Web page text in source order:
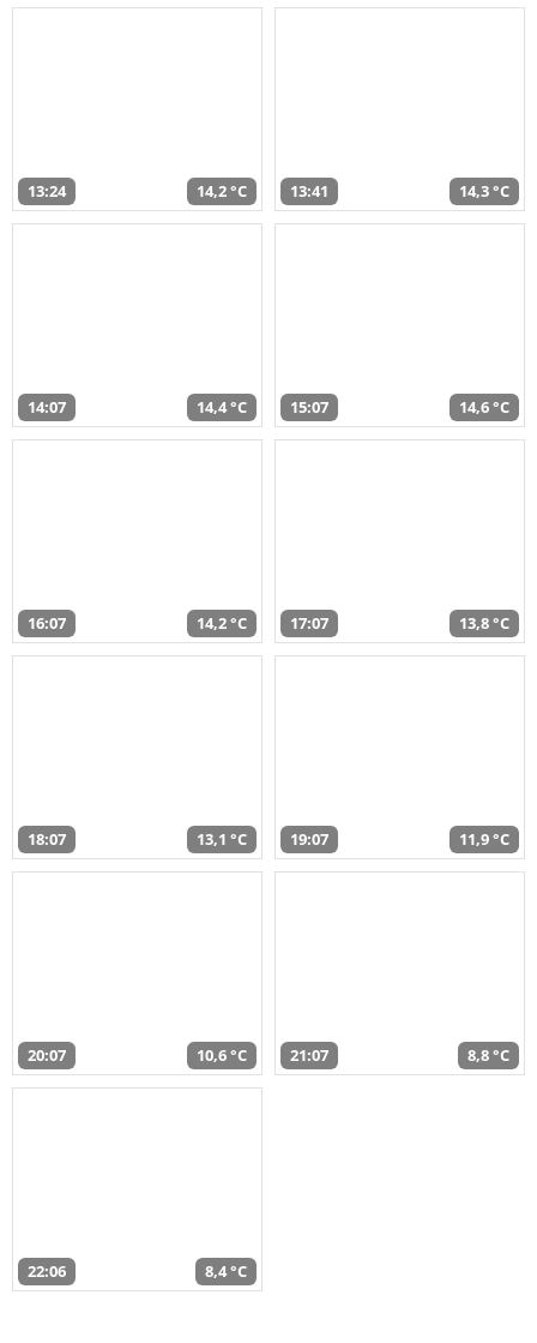
13:24 14,2 °C 13:41 14,3 °C
14:07 14,4 °C 15:07 14,6 °C
16:07 14,2 °C 17:07 13,8 °C
18:07 13,1 °C 19:07 11,9 °C
20:07 10,6 °C 21:07 8,8 °C
22:06 8,4 °C